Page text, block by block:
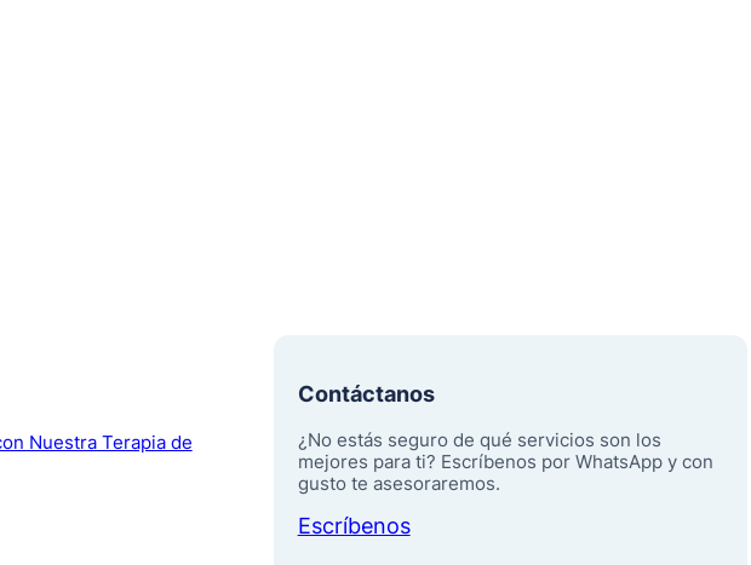
Nuestra Terapia de
Contáctanos
¿No estás seguro de qué servicios son los
mejores para ti? Escríbenos por WhatsApp y con
gusto te asesoraremos.
Escríbenos